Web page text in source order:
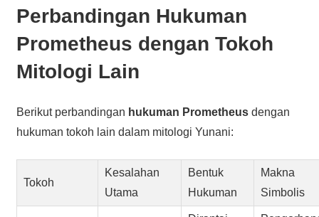
Perbandingan Hukuman
Prometheus dengan Tokoh
Mitologi Lain
Berikut perbandingan hukuman Prometheusdengan
hukuman tokoh lain dalam mitologi Yunani:
Tokoh
Kesalahan
Utama
Bentuk
Hukuman
Makna
Simbolis